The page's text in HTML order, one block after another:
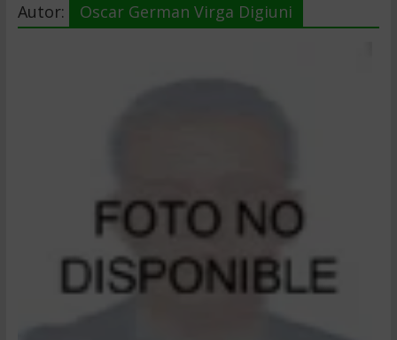
Autor: Oscar German Virga Digiuni